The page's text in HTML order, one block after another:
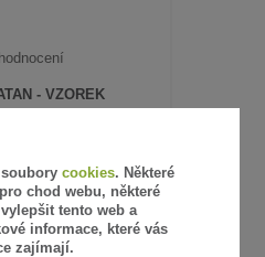
- VZOREK
VARIANTU
cookies. Některé
chod webu, některé
tento web a
informace, které vás
zajímají.